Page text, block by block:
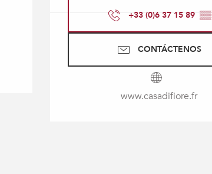
+33 (0)6 37 15 89 ▒▒
CONTÁCTENOS
www.casadifiore.fr